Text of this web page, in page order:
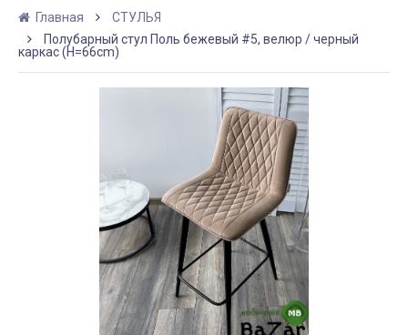
Главная
СТУЛЬЯ
Полубарный стул Поль бежевый #5, велюр / черный
каркас (H=66cm)